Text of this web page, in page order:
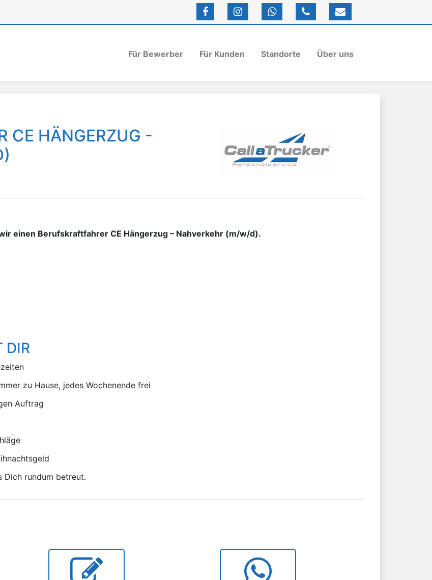
Für Bewerber Für Kunden Standorte Über uns
CE HÄNGERZUG -
einen Berufskraftfahrer CE Hängerzug – Nahverkehr (m/w/d).
DIR
zu Hause, jedes Wochenende frei
Auftrag
Dich rundum betreut.